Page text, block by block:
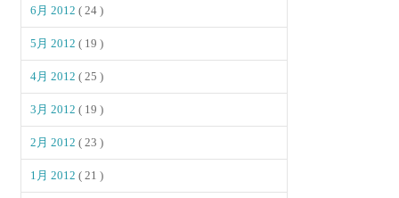
6月 2012( 24 )
5月 2012( 19 )
4月 2012( 25 )
3月 2012( 19 )
2月 2012( 23 )
1月 2012( 21 )